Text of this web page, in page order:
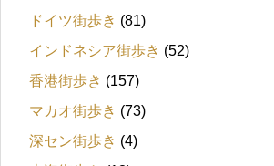
ドイツ街歩き (81)
インドネシア街歩き (52)
香港街歩き (157)
マカオ街歩き (73)
深セン街歩き (4)